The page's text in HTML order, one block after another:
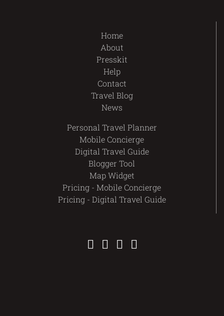
Home
About
Presskit
Help
Contact
Travel Blog
News
Personal Travel Planner
Mobile Concierge
Digital Travel Guide
Blogger Tool
Map Widget
Pricing - Mobile Concierge
Pricing - Digital Travel Guide